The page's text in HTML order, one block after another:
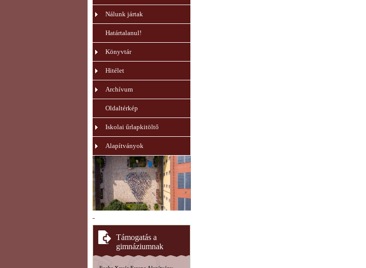
Nálunk jártak
Határtalanul!
Könyvtár
Hitélet
Archívum
Oldaltérkép
Iskolai űrlapkitöltő
Alapítványok
Támogatás a
gimnáziumnak